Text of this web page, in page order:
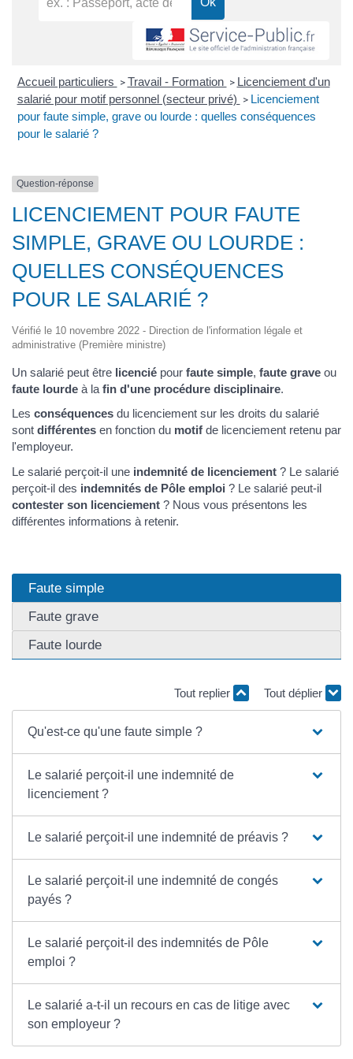
Accueil particuliers > Travail - Formation > Licenciement d'un
salarié pour motif personnel (secteur privé) > Licenciement
pour faute simple, grave ou lourde : quelles conséquences
pour le salarié ?
Question-réponse
LICENCIEMENT POUR FAUTE
SIMPLE, GRAVE OU LOURDE :
QUELLES CONSÉQUENCES
POUR LE SALARIÉ ?
Vérifié le 10 novembre 2022 - Direction de l'information légale et
administrative (Première ministre)
Un salarié peut être licencié pour faute simple, faute grave ou
faute lourde à la fin d'une procédure disciplinaire.
Les conséquences du licenciement sur les droits du salarié
sont différentes en fonction du motif de licenciement retenu par
l'employeur.
Le salarié perçoit-il une indemnité de licenciement ? Le salarié
perçoit-il des indemnités de Pôle emploi ? Le salarié peut-il
contester son licenciement ? Nous vous présentons les
différentes informations à retenir.
Faute simple
Faute grave
Faute lourde
Tout replier Tout déplier
Qu'est-ce qu'une faute simple ?
Le salarié perçoit-il une indemnité de
licenciement ?
Le salarié perçoit-il une indemnité de préavis ?
Le salarié perçoit-il une indemnité de congés
payés ?
Le salarié perçoit-il des indemnités de Pôle
emploi ?
Le salarié a-t-il un recours en cas de litige avec
son employeur ?